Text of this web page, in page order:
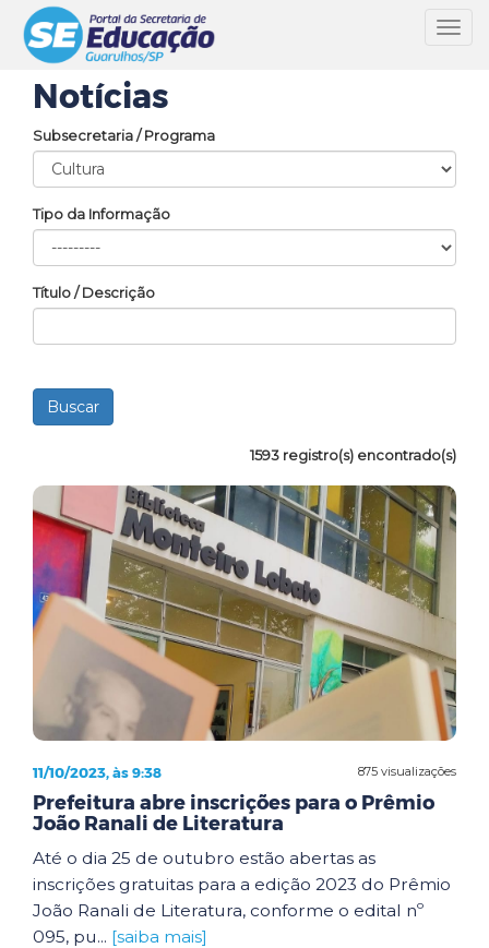
Notícias
Subsecretaria / Programa
Tipo da Informação
Título / Descrição
1593 registro(s) encontrado(s)
875 visualizações
11/10/2023, às 9:38
Prefeitura abre inscrições para o Prêmio
João Ranali de Literatura
Até o dia 25 de outubro estão abertas as
inscrições gratuitas para a edição 2023 do Prêmio
João Ranali de Literatura, conforme o edital nº
095, pu... [saiba mais]